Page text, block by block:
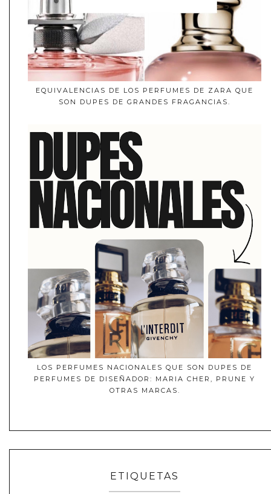
EQUIVALENCIAS DE LOS PERFUMES DE ZARA QUE
SON DUPES DE GRANDES FRAGANCIAS.
LOS PERFUMES NACIONALES QUE SON DUPES DE
PERFUMES DE DISEÑADOR: MARIA CHER, PRUNE Y
OTRAS MARCAS.
ETIQUETAS